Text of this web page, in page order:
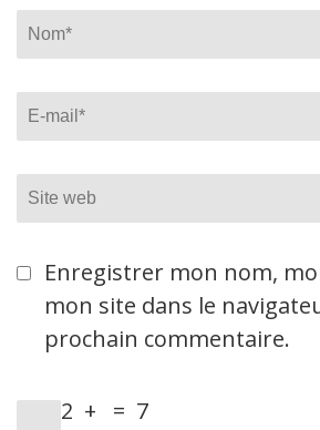
Name
Email*
Site
web
Enregistrer mon nom,
mon site dans le
prochain commentaire.
2 + = 7